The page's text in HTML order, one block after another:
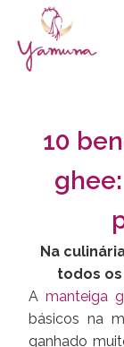
10
Na
todos
A manteiga
básicos na
ganhado